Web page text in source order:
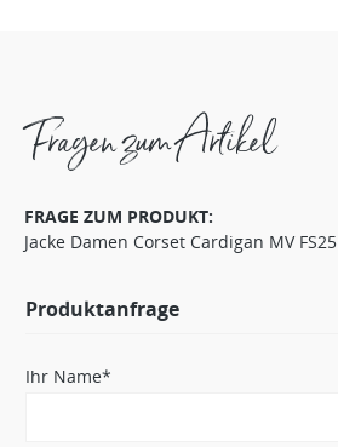
Fragen zum Artikel
FRAGE ZUM PRODUKT:
Jacke Damen Corset Cardigan MV FS25
Produktanfrage
Ihr Name*